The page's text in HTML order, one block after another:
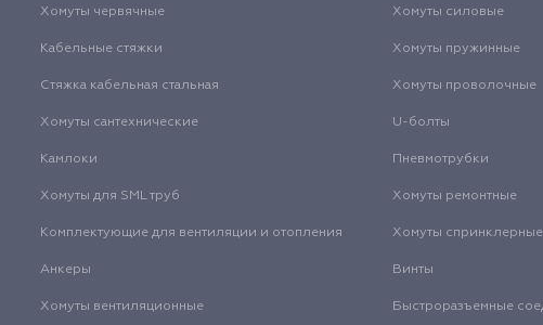
Хомуты червячные Хомуты силовые
Кабельные стяжки Хомуты пружинные
Стяжка кабельная стальная Хомуты проволочные
Хомуты сантехнические U-болты
Камлоки Пневмотрубки
Хомуты для SML труб Хомуты ремонтные
Комплектующие для вентиляции и отопления Хомуты спринклерные
Анкеры Винты
Хомуты вентиляционные Быстроразъемные